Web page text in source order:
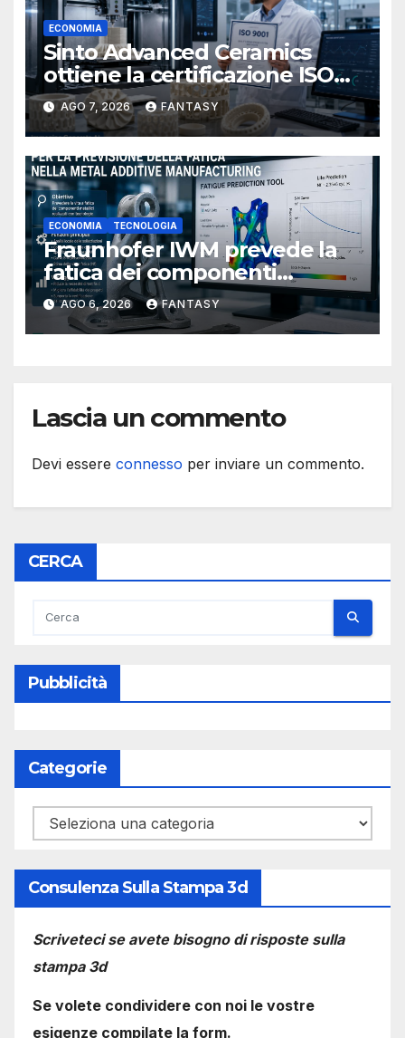
ECONOMIA
Sinto Advanced Ceramics
ottiene la certificazione ISO
9001 per la stampa 3D di
ceramiche tecniche
AGO 7, 2026 FANTASY
ECONOMIA TECNOLOGIA
Fraunhofer IWM prevede la
fatica dei componenti
metallici stampati in 3D
AGO 6, 2026 FANTASY
Lascia un commento
Devi essere connesso per inviare un commento.
CERCA
Pubblicità
Categorie
Categorie
Consulenza Sulla Stampa 3d
Scriveteci se avete bisogno di risposte sulla
stampa 3d
Se volete condividere con noi le vostre
esigenze compilate la form.